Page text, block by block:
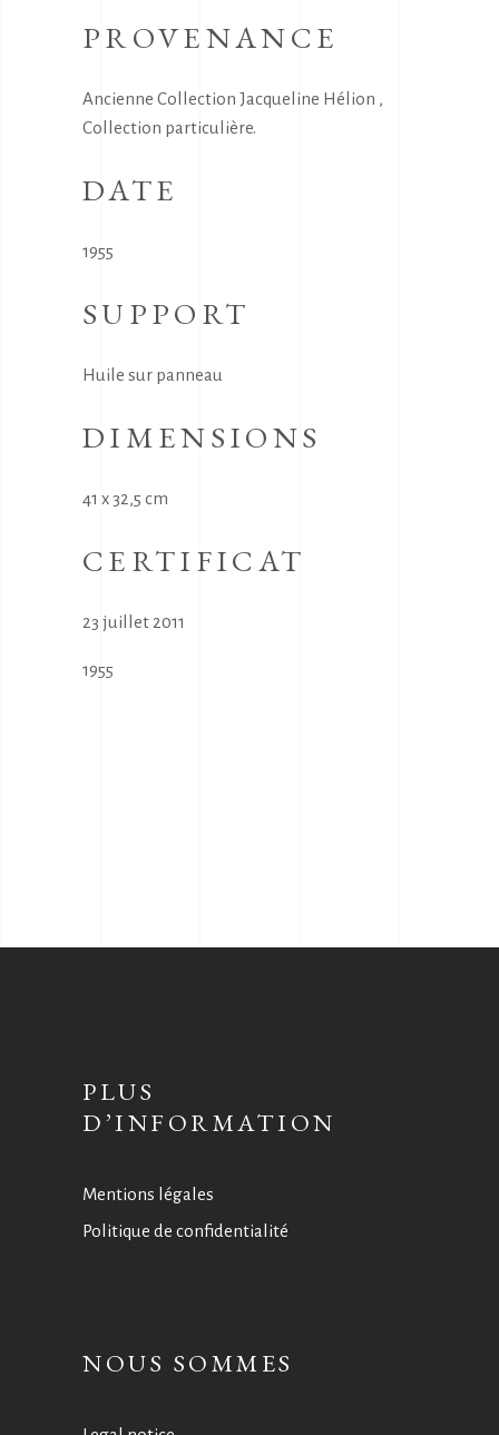
PROVENANCE
Ancienne Collection Jacqueline Hélion ,
Collection particulière.
DATE
1955
SUPPORT
Huile sur panneau
DIMENSIONS
41 x 32,5 cm
CERTIFICAT
23 juillet 2011
1955
PLUS
D’INFORMATION
Mentions légales
Politique de confidentialité
NOUS SOMMES